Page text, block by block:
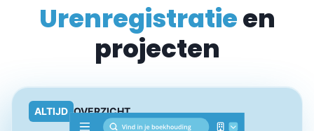
Urenregistratieen
projecten
ALTIJD OVERZICHT